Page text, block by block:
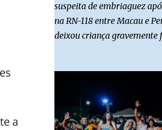
a
suspeita de embriaguez
na RN-118 entre Macau e
deixou criança gravemente
embriagado após um
uma criança de 11 anos
na manhã deste sábado